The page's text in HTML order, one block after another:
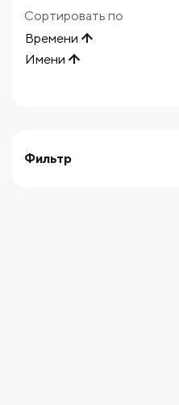
Фильтр
Сортировать по
Времени
Имени